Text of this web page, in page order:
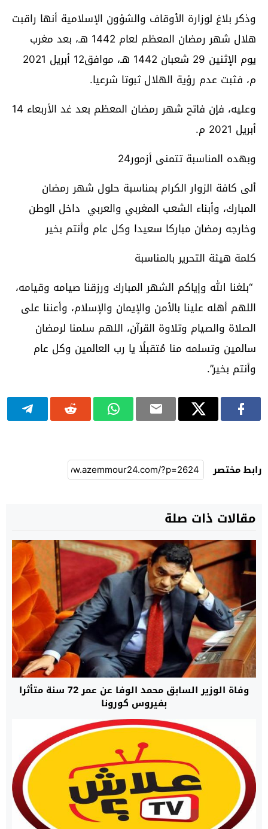
وذكر بلاغ لوزارة الأوقاف والشؤون الإسلامية أنها راقبت
هلال شهر رمضان المعظم لعام 1442 هـ، بعد مغرب
يوم الإثنين 29 شعبان 1442 هـ، موافق12 أبريل 2021
م، فثبت عدم رؤية الهلال ثبوتا شرعيا.
وعليه، فإن فاتح شهر رمضان المعظم بعد غد الأربعاء 14
أبريل 2021 م.
وبهده المناسبة تتمنى أزمور24
ألى كافة الزوار الكرام بمناسبة حلول شهر رمضان
المبارك، وأبناء الشعب المغربي والعربي داخل الوطن
وخارجه رمضان مباركا سعيدا وكل عام وأنتم بخير
كلمة هيئة التحرير بالمناسبة
“بلغنا الله وإياكم الشهر المبارك ورزقنا صيامه وقيامه،
اللهم أهله علينا بالأمن والإيمان والإسلام، وأعننا على
الصلاة والصيام وتلاوة القرآن، اللهم سلمنا لرمضان
سالمين وتسلمه منا مُتقبلًا يا رب العالمين وكل عام
وأنتم بخير”.
رابط مختصر
مقالات ذات صلة
وفاة الوزير السابق محمد الوفا عن عمر 72 سنة متأثرا
بفيروس كورونا